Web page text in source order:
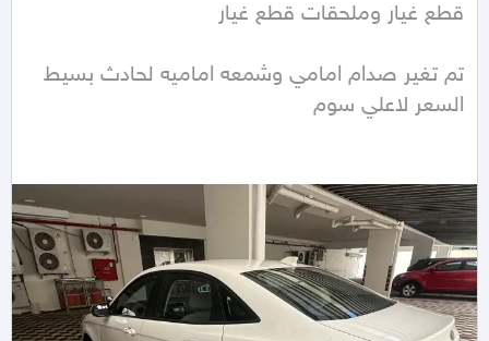
قطع غيار وملحقات قطع غيار
السعر لاعلي سوم